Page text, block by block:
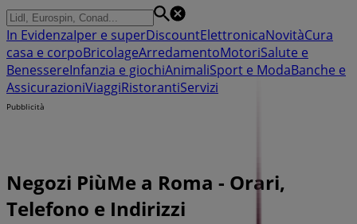
In EvidenzaIper e superDiscountElettronicaNovitàCura
casa e corpoBricolageArredamentoMotoriSalute e
BenessereInfanzia e giochiAnimaliSport e ModaBanche e
AssicurazioniViaggiRistorantiServizi
Pubblicità
Negozi PiùMe a Roma - Orari,
Telefono e Indirizzi